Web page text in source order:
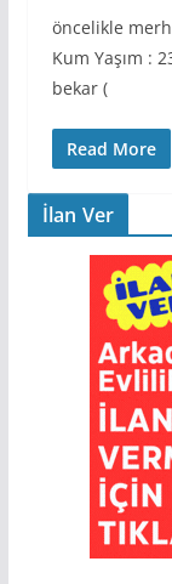
öncelikle
Kum Yaşım :
bekar (
Read More
İlan Ver